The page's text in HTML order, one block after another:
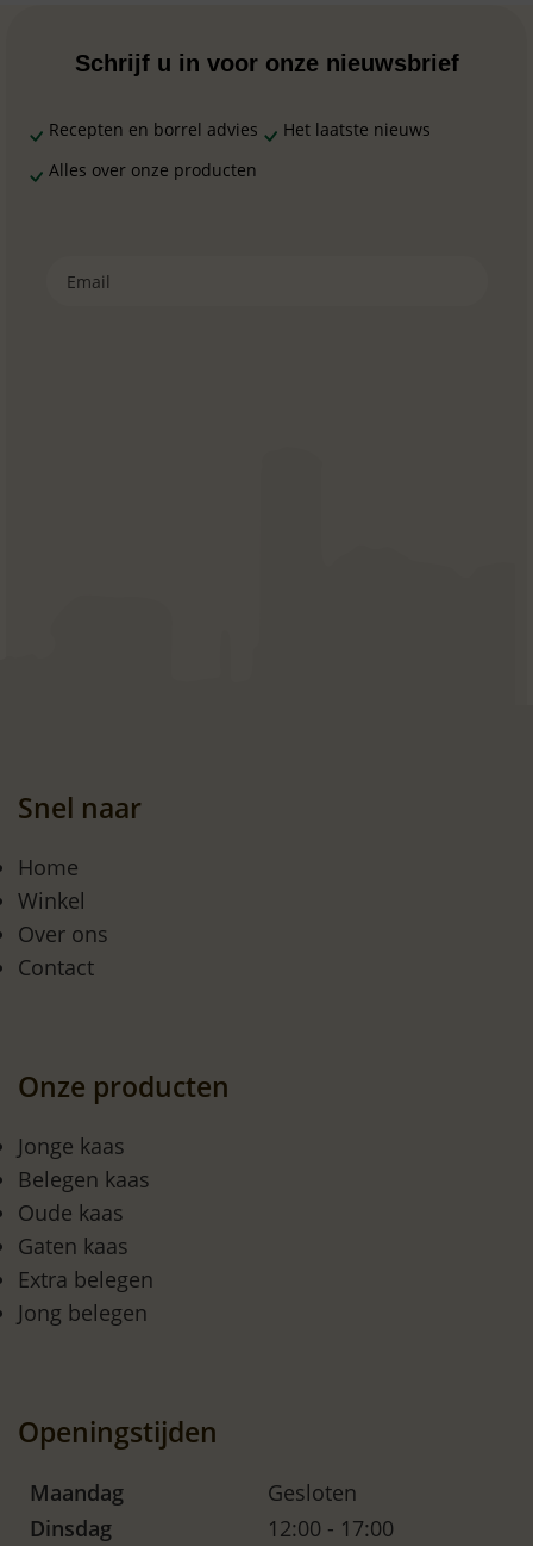
Schrijf u in voor onze nieuwsbrief
Recepten en borrel advies
Het laatste nieuws
Alles over onze producten
Snel naar
Home
Winkel
Over ons
Contact
Onze producten
Jonge kaas
Belegen kaas
Oude kaas
Gaten kaas
Extra belegen
Jong belegen
Openingstijden
Maandag
Gesloten
Dinsdag
12:00 - 17:00